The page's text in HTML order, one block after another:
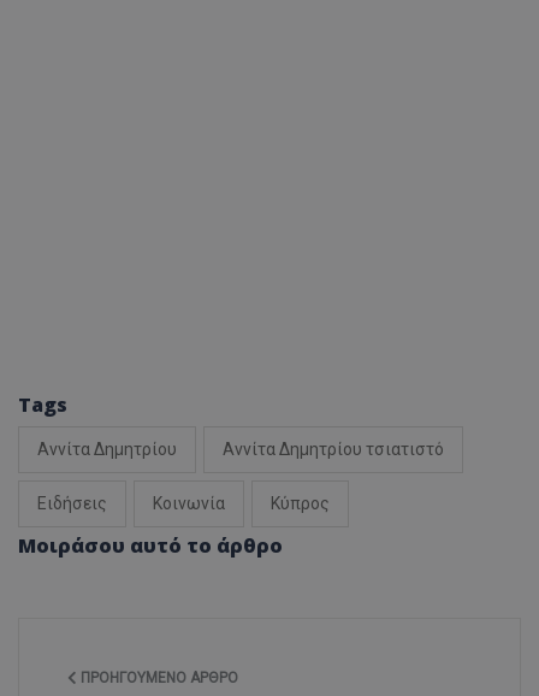
Tags
Αννίτα Δημητρίου Αννίτα Δημητρίου τσιατιστό
Ειδήσεις Κοινωνία Κύπρος
Μοιράσου αυτό το άρθρο
ΠΡΟΗΓΟΎΜΕΝΟ ΆΡΘΡΟ